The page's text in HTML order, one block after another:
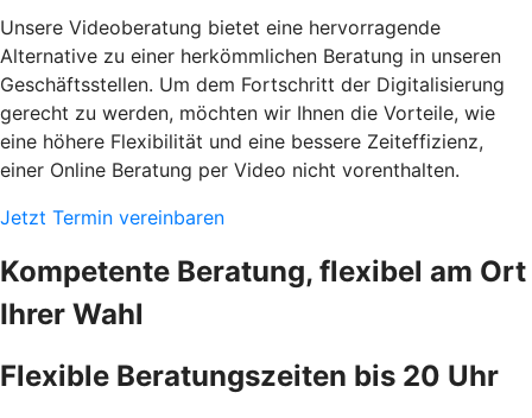
Unsere Videoberatung bietet eine hervorragende
Alternative zu einer herkömmlichen Beratung in unseren
Geschäftsstellen. Um dem Fortschritt der Digitalisierung
gerecht zu werden, möchten wir Ihnen die Vorteile, wie
eine höhere Flexibilität und eine bessere Zeiteffizienz,
einer Online Beratung per Video nicht vorenthalten.
Jetzt Termin vereinbaren
Kompetente Beratung, flexibel am Ort
Ihrer Wahl
Flexible Beratungszeiten bis 20 Uhr